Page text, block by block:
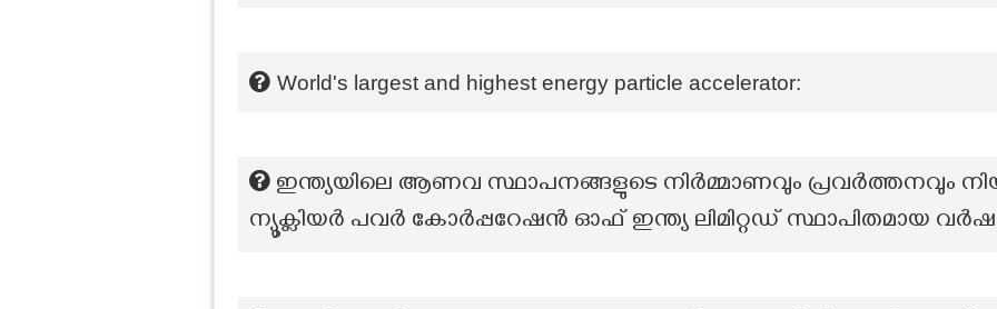
World's largest and highest energy particle accelerator:
ഇന്ത്യയിലെ ആണവ സ്ഥാപനങ്ങളുടെ നിർമ്മാണവും പ്രവർത്തനവും
ന്യൂക്ലിയർ പവർ കോർപ്പറേഷൻ ഓഫ് ഇന്ത്യ ലിമിറ്റഡ് സ്ഥാപിതമായ